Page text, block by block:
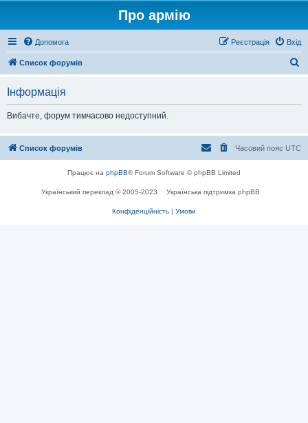
Про армію
Допомога Вхід
Реєстрація
Список форумів
Інформація
Вибачте, форум тимчасово недоступний.
Список форумів Часовий пояс UTC
Працює на phpBB® Forum Software © phpBB Limited
Український переклад © 2005-2023 Українська підтримка phpBB
Конфіденційність | Умови